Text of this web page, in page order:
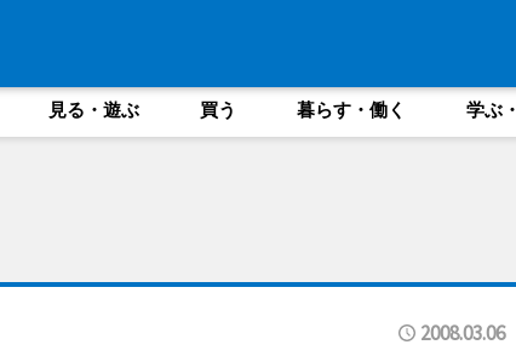
見る・遊ぶ 買う 暮らす・働く 学ぶ
2008.03.06